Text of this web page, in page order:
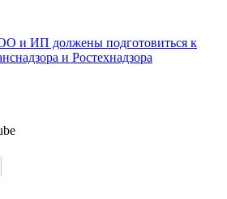
и ИП должены подготовиться к
и Ростехнадзора